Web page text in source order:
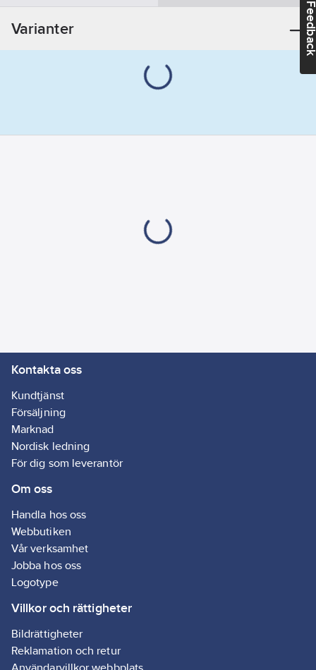
Varianter
Kontakta oss
Kundtjänst
Försäljning
Marknad
Nordisk ledning
För dig som leverantör
Om oss
Handla hos oss
Webbutiken
Vår verksamhet
Jobba hos oss
Logotype
Villkor och rättigheter
Bildrättigheter
Reklamation och retur